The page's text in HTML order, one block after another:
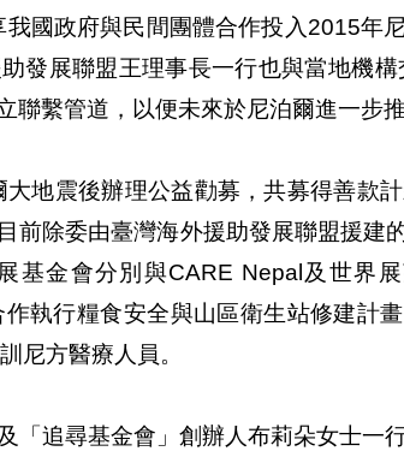
國政府與民間團體合作投入2015年
發展聯盟王理事長一行也與當地機
繫管道，以便未來於尼泊爾進一步推
地震後辦理公益勸募，共募得善款
前除委由臺灣海外援助發展聯盟援建
基金會分別與CARE Nepal及世界
執行糧食安全與山區衛生站修建計
尼方醫療人員。
「追尋基金會」創辦人布莉朵女士一